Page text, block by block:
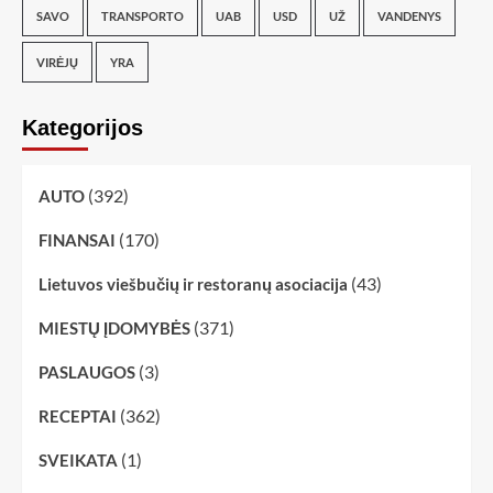
SAVO TRANSPORTO UAB USD UŽ VANDENYS
VIRĖJŲ YRA
Kategorijos
AUTO (392)
FINANSAI (170)
Lietuvos viešbučių ir restoranų asociacija (43)
MIESTŲ ĮDOMYBĖS (371)
PASLAUGOS (3)
RECEPTAI (362)
SVEIKATA (1)